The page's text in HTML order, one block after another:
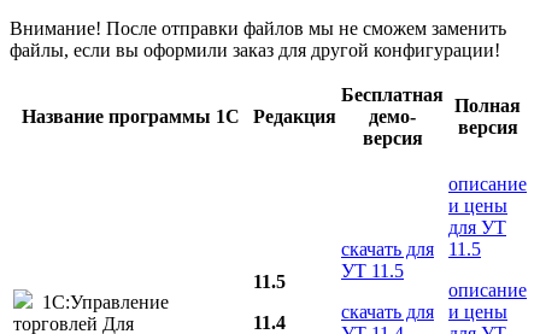
Внимание! После отправки файлов мы не сможем заменить
файлы, если вы оформили заказ для другой конфигурации!
Название программы 1С Редакция
Бесплатная
демо-
версия
Полная
версия
1С:Управление
торговлей Для
11.5
11.4
скачать для
УТ 11.5
скачать для
описание
и цены
для УТ
11.5
описание
и цены